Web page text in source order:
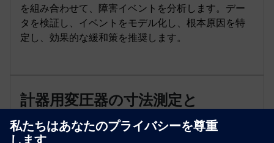
を組み合わせて、障害イベントを分析します。デー
タを検証し、イベントをモデル化し、根本原因を特
定し、効果的な緩和策を推奨します。
計器用変圧器の寸法測定と
WAMPAC調査